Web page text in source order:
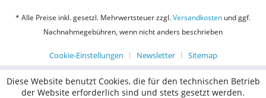
* Alle Preise inkl. gesetzl. Mehrwertsteuer zzgl.Versandkosten und ggf.
Nachnahmegebühren, wenn nicht anders beschrieben
Cookie-Einstellungen Newsletter Sitemap
Diese Website benutzt Cookies, die für den technischen Betrieb
der Website erforderlich sind und stets gesetzt werden.